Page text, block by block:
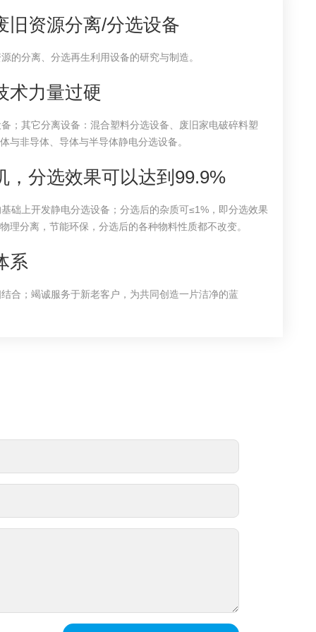
旧资源分离/分选设备
的分离、分选再生利用设备的研究与制造。
术力量过硬
；其它分离设备：混合塑料分选设备、废旧家电破碎料塑
与非导体、导体与半导体静电分选设备。
，分选效果可以达到99.9%
础上开发静电分选设备；分选后的杂质可≤1%，即分选效果
理分离，节能环保，分选后的各种物料性质都不改变。
系
合；竭诚服务于新老客户，为共同创造一片洁净的蓝